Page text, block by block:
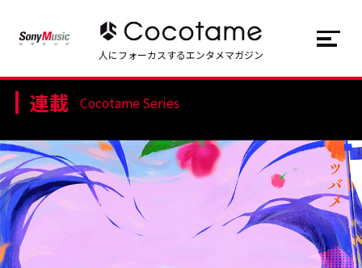
トップ Top
記事一覧 Articles
連載一覧 Series
Cocotameとは
JP EN
人にフォーカスするエンタメマガジン
連載 Cocotame Series